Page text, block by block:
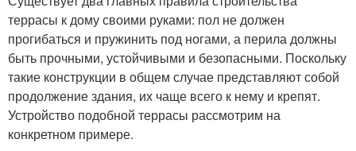
террасы к дому своими руками: пол не должен
прогибаться и пружинить под ногами, а перила должны
быть прочными, устойчивыми и безопасными. Поскольку
такие конструкции в общем случае представляют собой
продолжение здания, их чаще всего к нему и крепят.
Устройство подобной террасы рассмотрим на
конкретном примере.